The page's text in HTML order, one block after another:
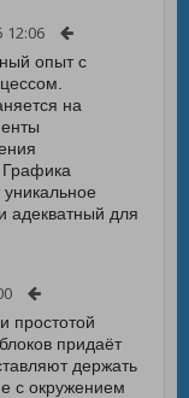
12:06
опыт с
на
Графика
адекватный для
простотой
придаёт
держать
с окружением